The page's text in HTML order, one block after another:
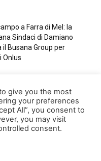
a Farra di Mel: la
Sindaci di Damiano
Busana Group per
Onlus
Merk&Kremont,
altri, giovedì sera a
Bella&Monella
give you the most
your preferences
All”, you consent to
you may visit
consent.